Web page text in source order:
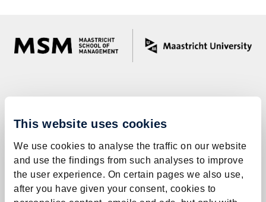
This website uses cookies
We use cookies to analyse the traffic on our website
and use the findings from such analyses to improve
the user experience. On certain pages we also use,
after you have given your consent, cookies to
in het aanbieden van wereldwijd managementonderwijs.
Studeren in een van de managementprogramma’s van MSM
betekent dat je profiteert van de persoonlijke benadering van
MSM en de internationale leeromgeving.
+31 (0)43 388 4422